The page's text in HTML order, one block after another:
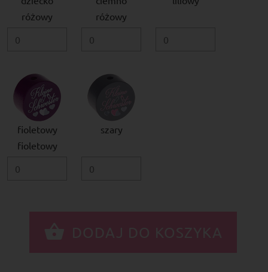
różowy
różowy
fioletowy
fioletowy
szary